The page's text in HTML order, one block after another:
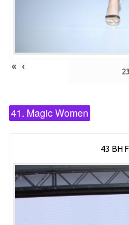
« ‹
41. Magic Women
43 BH